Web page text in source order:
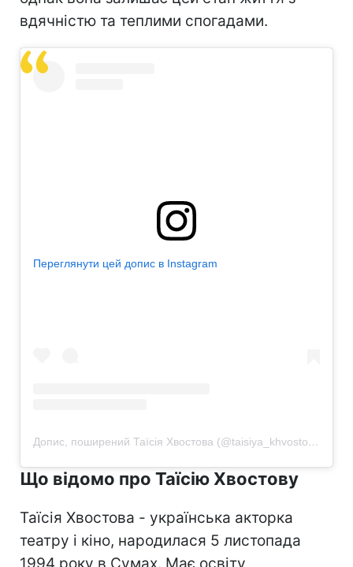
вдячністю та теплими спогадами.
Переглянути цей допис в Instagram
Допис, поширений Таїсія Хвостова (@taisiya_khvostova)
Що відомо про Таїсію Хвостову
Таїсія Хвостова - українська акторка
театру і кіно, народилася 5 листопада
1994 року в Сумах. Має освіту